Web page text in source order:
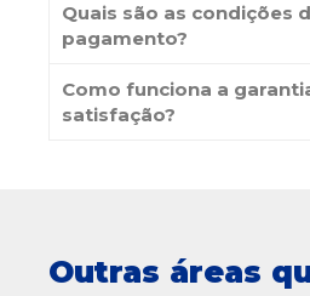
Quais são as condições
pagamento?
Como funciona a
satisfação?
Outras áreas